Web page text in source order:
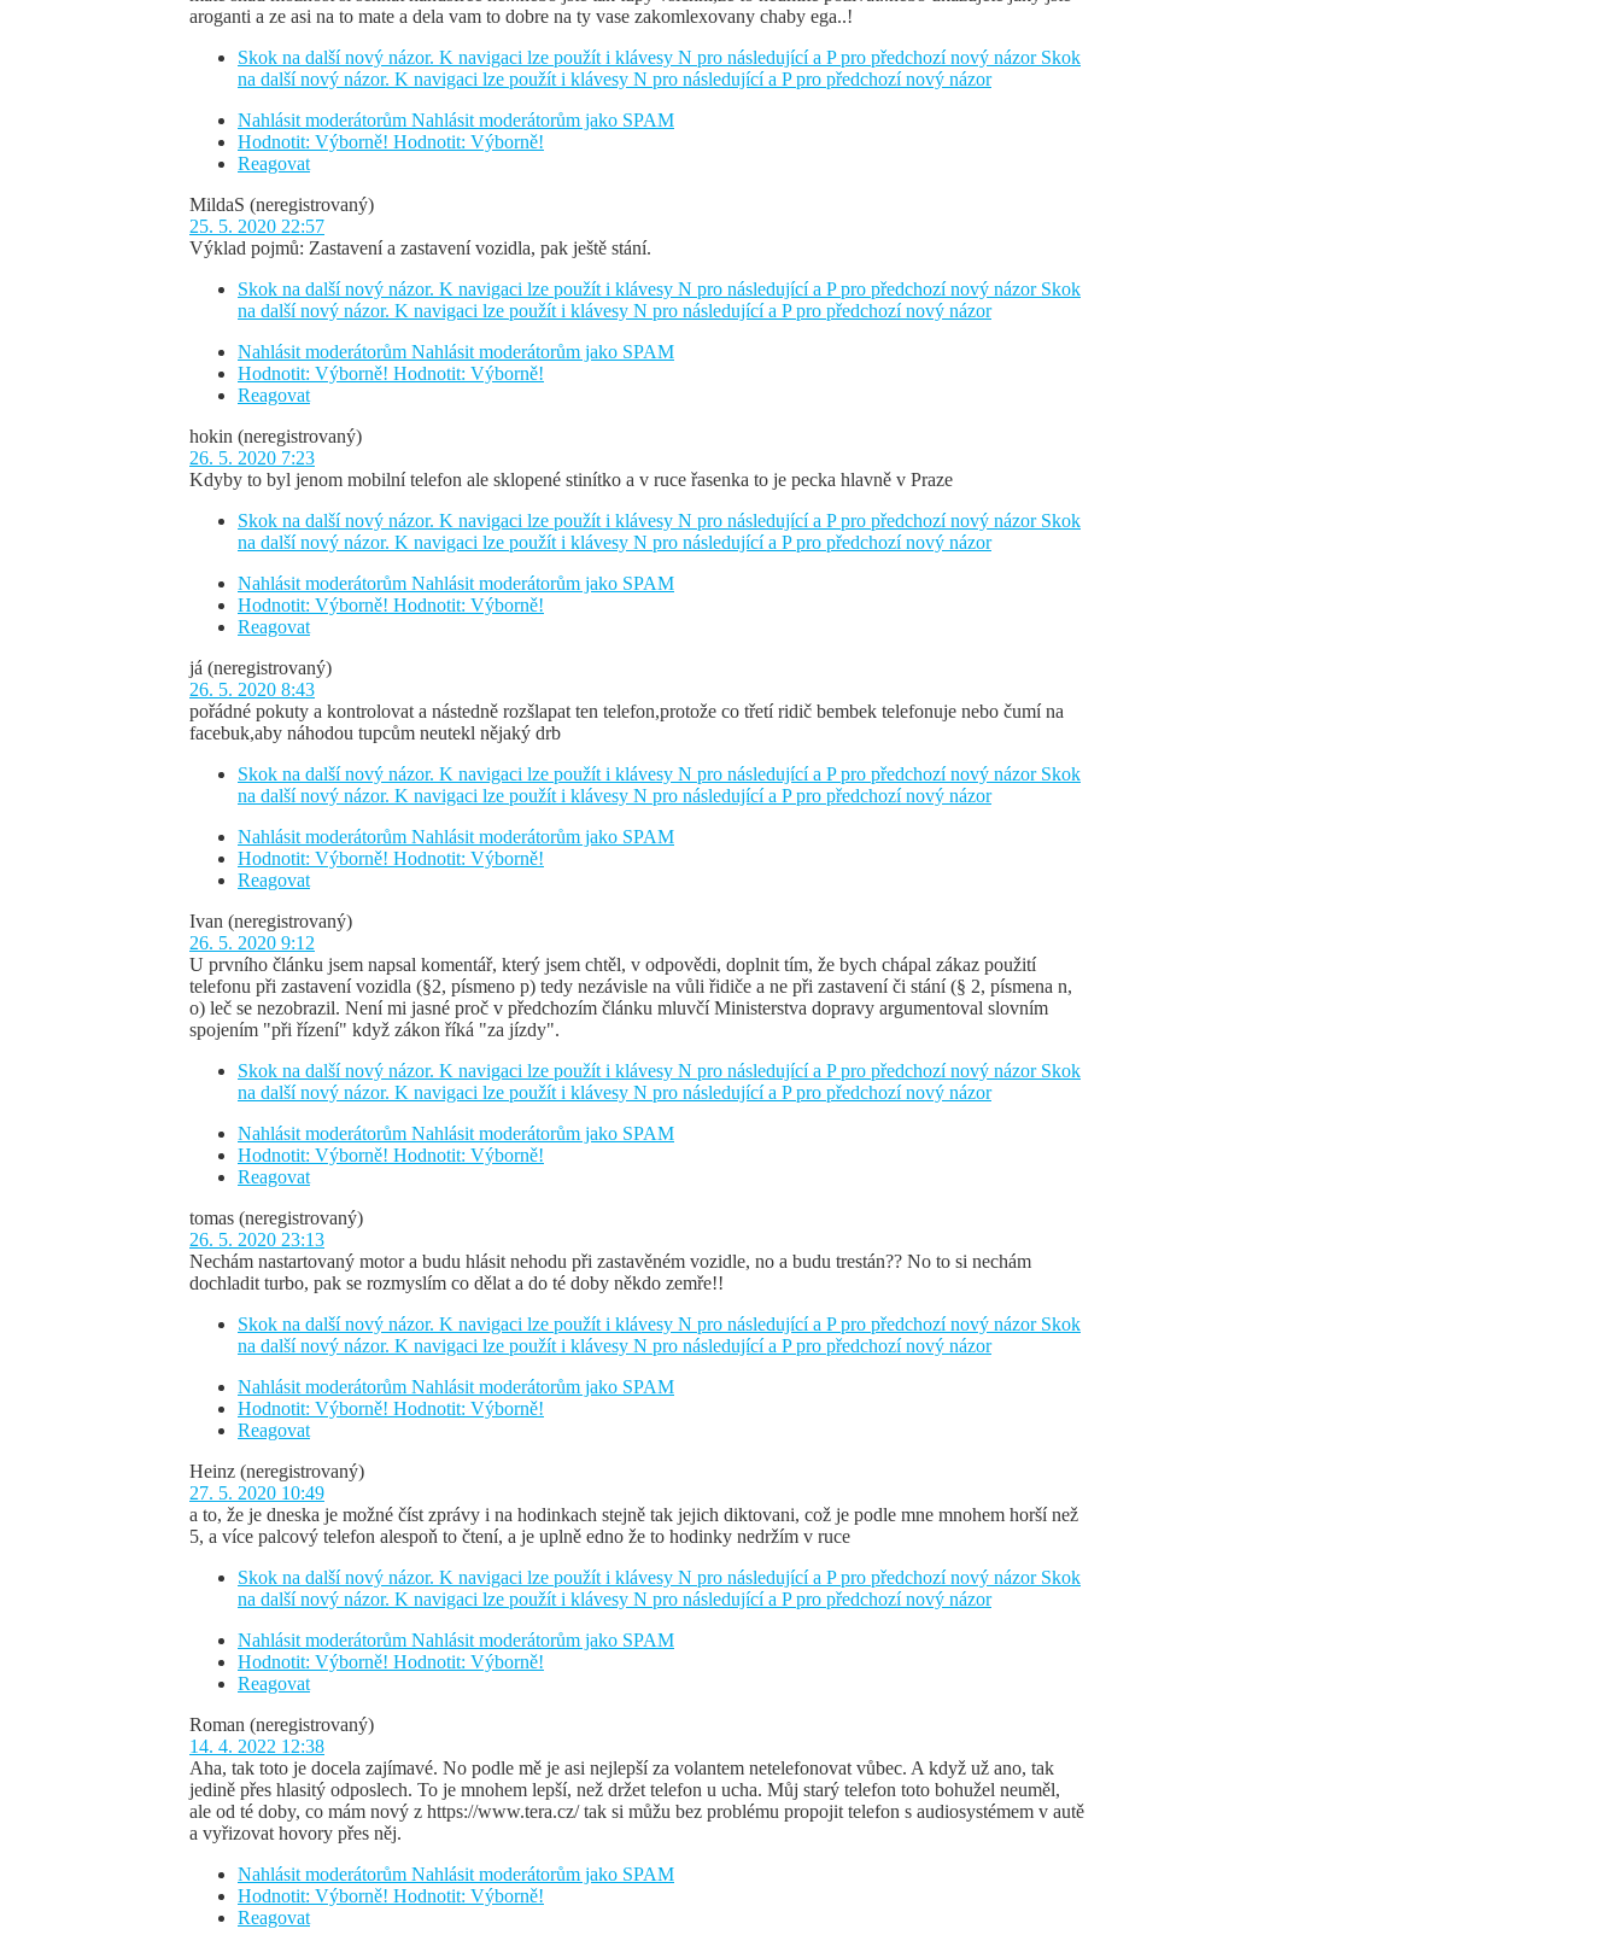
aroganti a ze asi na to mate a dela vam to dobre na ty vase zakomlexovany chaby ega..!
Skok na další nový názor. K navigaci lze použít i klávesy N pro následující a P pro předchozí nový názor Skok
na další nový názor. K navigaci lze použít i klávesy N pro následující a P pro předchozí nový názor
Nahlásit moderátorům Nahlásit moderátorům jako SPAM
Hodnotit: Výborně! Hodnotit: Výborně!
Reagovat
MildaS (neregistrovaný)
25. 5. 2020 22:57
Výklad pojmů: Zastavení a zastavení vozidla, pak ještě stání.
Skok na další nový názor. K navigaci lze použít i klávesy N pro následující a P pro předchozí nový názor Skok
na další nový názor. K navigaci lze použít i klávesy N pro následující a P pro předchozí nový názor
Nahlásit moderátorům Nahlásit moderátorům jako SPAM
Hodnotit: Výborně! Hodnotit: Výborně!
Reagovat
hokin (neregistrovaný)
26. 5. 2020 7:23
Kdyby to byl jenom mobilní telefon ale sklopené stinítko a v ruce řasenka to je pecka hlavně v Praze
Skok na další nový názor. K navigaci lze použít i klávesy N pro následující a P pro předchozí nový názor Skok
na další nový názor. K navigaci lze použít i klávesy N pro následující a P pro předchozí nový názor
Nahlásit moderátorům Nahlásit moderátorům jako SPAM
Hodnotit: Výborně! Hodnotit: Výborně!
Reagovat
já (neregistrovaný)
26. 5. 2020 8:43
pořádné pokuty a kontrolovat a nástedně rozšlapat ten telefon,protože co třetí ridič bembek telefonuje nebo čumí na
facebuk,aby náhodou tupcům neutekl nějaký drb
Skok na další nový názor. K navigaci lze použít i klávesy N pro následující a P pro předchozí nový názor Skok
na další nový názor. K navigaci lze použít i klávesy N pro následující a P pro předchozí nový názor
Nahlásit moderátorům Nahlásit moderátorům jako SPAM
Hodnotit: Výborně! Hodnotit: Výborně!
Reagovat
Ivan (neregistrovaný)
26. 5. 2020 9:12
U prvního článku jsem napsal komentář, který jsem chtěl, v odpovědi, doplnit tím, že bych chápal zákaz použití
telefonu při zastavení vozidla (§2, písmeno p) tedy nezávisle na vůli řidiče a ne při zastavení či stání (§ 2, písmena n,
o) leč se nezobrazil. Není mi jasné proč v předchozím článku mluvčí Ministerstva dopravy argumentoval slovním
spojením "při řízení" když zákon říká "za jízdy".
Skok na další nový názor. K navigaci lze použít i klávesy N pro následující a P pro předchozí nový názor Skok
na další nový názor. K navigaci lze použít i klávesy N pro následující a P pro předchozí nový názor
Nahlásit moderátorům Nahlásit moderátorům jako SPAM
Hodnotit: Výborně! Hodnotit: Výborně!
Reagovat
tomas (neregistrovaný)
26. 5. 2020 23:13
Nechám nastartovaný motor a budu hlásit nehodu při zastavěném vozidle, no a budu trestán?? No to si nechám
dochladit turbo, pak se rozmyslím co dělat a do té doby někdo zemře!!
Skok na další nový názor. K navigaci lze použít i klávesy N pro následující a P pro předchozí nový názor Skok
na další nový názor. K navigaci lze použít i klávesy N pro následující a P pro předchozí nový názor
Nahlásit moderátorům Nahlásit moderátorům jako SPAM
Hodnotit: Výborně! Hodnotit: Výborně!
Reagovat
Heinz (neregistrovaný)
27. 5. 2020 10:49
a to, že je dneska je možné číst zprávy i na hodinkach stejně tak jejich diktovani, což je podle mne mnohem horší než
5, a více palcový telefon alespoň to čtení, a je uplně edno že to hodinky nedržím v ruce
Skok na další nový názor. K navigaci lze použít i klávesy N pro následující a P pro předchozí nový názor Skok
na další nový názor. K navigaci lze použít i klávesy N pro následující a P pro předchozí nový názor
Nahlásit moderátorům Nahlásit moderátorům jako SPAM
Hodnotit: Výborně! Hodnotit: Výborně!
Reagovat
Roman (neregistrovaný)
14. 4. 2022 12:38
Aha, tak toto je docela zajímavé. No podle mě je asi nejlepší za volantem netelefonovat vůbec. A když už ano, tak
jedině přes hlasitý odposlech. To je mnohem lepší, než držet telefon u ucha. Můj starý telefon toto bohužel neuměl,
ale od té doby, co mám nový z https://www.tera.cz/ tak si můžu bez problému propojit telefon s audiosystémem v autě
a vyřizovat hovory přes něj.
Nahlásit moderátorům Nahlásit moderátorům jako SPAM
Hodnotit: Výborně! Hodnotit: Výborně!
Reagovat